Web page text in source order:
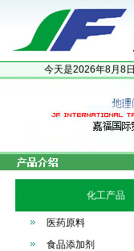
今天是2026年8月 8日
化工产品
医药原料
食品添加剂